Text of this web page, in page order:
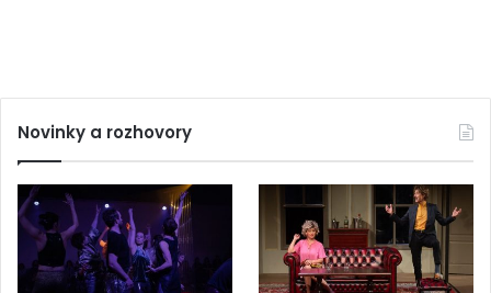
Novinky a rozhovory